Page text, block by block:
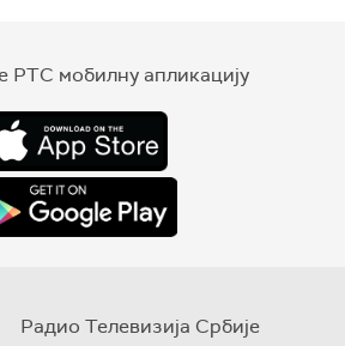
РТС мобилну апликацију
Радио Телевизија Србије